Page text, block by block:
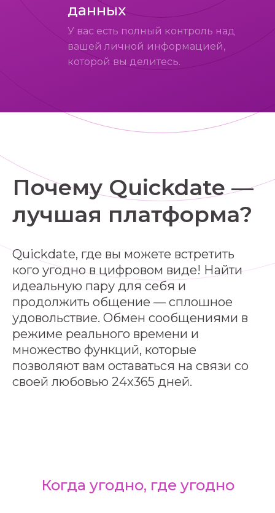
данных
У вас есть полный контроль над
вашей личной информацией,
которой вы делитесь.
Почему Quickdate —
лучшая платформа?
Quickdate, где вы можете встретить
кого угодно в цифровом виде! Найти
идеальную пару для себя и
продолжить общение — сплошное
удовольствие. Обмен сообщениями в
режиме реального времени и
множество функций, которые
позволяют вам оставаться на связи со
своей любовью 24x365 дней.
Когда угодно, где угодно